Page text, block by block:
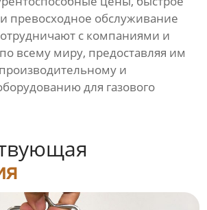
превосходное обслуживание
с компаниями и
всему миру, предоставляя им
и
для газового